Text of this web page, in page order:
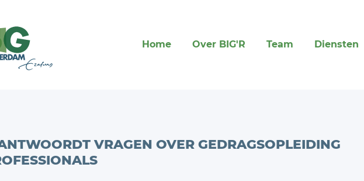
Home Over BIG'R Team Diensten
VRAGEN OVER GEDRAGSOPLEIDING